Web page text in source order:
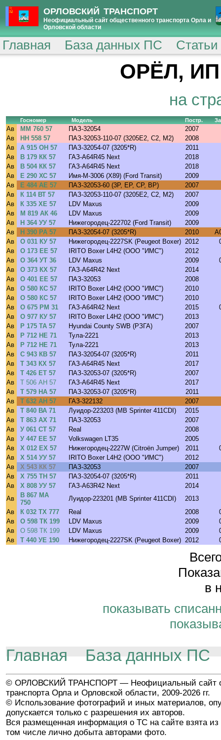
ОРЛОВСКИЙ ТРАНСПОРТ
Неофициальный сайт общественного транспорта Орла и
Орловской области
Главная База данных ПС
ОРЁЛ,
на
Госномер Модель Постр.
Ав ММ 760 57 ПАЗ-32054
2007
Ав
НН 558 57 ПАЗ-32053-110-07 (3205E2, C2, M2)
2008
Ав
А 915 ОН 57 ПАЗ-32054-07 (3205*R)
2011
Ав
В 179 КК 57 ГАЗ-A64R45 Next
2018
Ав
В 504 КК 57 ГАЗ-A64R45 Next
2018
Ав
Е 290 ХС 57 Имя-М-3006 (X89) (Ford Transit)
2009
Ав
Е 484 АЕ 57 ПАЗ-32053-60 (3P, EP, CP, BP)
2007
Ав
К 114 ВТ 57 ПАЗ-32053-110-07 (3205E2, C2, M2)
2007
Ав
К 335 ХЕ 57 LDV Maxus
2009
Ав
М 819 АК 46 LDV Maxus
2009
Ав
Н 364 УУ 57 Нижегородец-222702 (Ford Transit)
2009
Ав
Н 390 РА 57 ПАЗ-32054-07 (3205*R) 2010
Ав
О 031 КУ 57 Нижегородец-2227SK (Peugeot Boxer) 2012
Ав
О 173 ЕЕ 57 IRITO Boxer L4H2 (ООО "ИМС")
2012
Ав
О 364 УТ 36 LDV Maxus 2009
Ав
О 373 КХ 57 ГАЗ-A64R42 Next
2014
Ав
О 401 ЕЕ 57 ПАЗ-32053
2008
Ав
О 580 КС 57 IRITO Boxer L4H2 (ООО "ИМС")
2010
Ав
О 580 КС 57 IRITO Boxer L4H2 (ООО "ИМС")
2010
Ав
О 675 РМ 31 ГАЗ-A64R42 Next 2015
Ав
О 977 КУ 57 IRITO Boxer L4H2 (ООО "ИМС")
2013
Ав
Р 175 ТА 57 Hyundai County SWB (РЗГА)
2007
Ав
Р 712 НЕ 71 Тула-2221
2013
Ав
Р 712 НЕ 71 Тула-2221
2013
Ав
С 943 КВ 57 ПАЗ-32054-07 (3205*R)
2011
Ав
Т 343 КХ 57 ГАЗ-A64R45 Next
2017
Ав
Т 426 ЕТ 57 ПАЗ-32053-07 (3205*R)
2007
Ав
Т 506 АН 57 ГАЗ-A64R45 Next
2017
Ав
Т 579 НА 57 ПАЗ-32053-07 (3205*R)
2011
Ав
Т 632 АН 57 ГАЗ-322132
2007
Ав
Т 840 ВА 71 Луидор-223203 (MB Sprinter 411CDI)
2015
Ав
Т 863 АХ 71 ПАЗ-32053
2007
Ав
У 061 СТ 57 Real
2008
Ав
У 447 ЕЕ 57 Volkswagen LT35
2005
Ав
Х 012 ЕХ 57 Нижегородец-2227W (Citroёn Jumper) 2011
Ав
Х 514 УУ 57 IRITO Boxer L4H2 (ООО "ИМС")
2012
Ав
Х 543 КК 57 ПАЗ-32053
2007
Ав
Х 755 ТН 57 ПАЗ-32054-07 (3205*R)
2011
Ав
Х 808 УУ 57 ГАЗ-A63R42 Next
2014
Ав
В 867 МА
750
Луидор-223201 (MB Sprinter 411CDI)
2013
Ав
К 032 ТХ 777 Real 2008
Ав
О 598 ТК 199 LDV Maxus 2009
Ав
О 598 ТК 199 LDV Maxus 2009
Ав
Т 440 УЕ 190 Нижегородец-2227SK (Peugeot Boxer) 2012
в
показывать
Главная База данных ПС
© ОРЛОВСКИЙ ТРАНСПОРТ — Неофициальный сайт
транспорта Орла и Орловской области, 2009-2026 гг.
© Использование фотографий и иных материалов,
допускается только с разрешения их авторов.
Вся размещенная информация о ТС на сайте взята из
том числе лично добыта авторами фото.